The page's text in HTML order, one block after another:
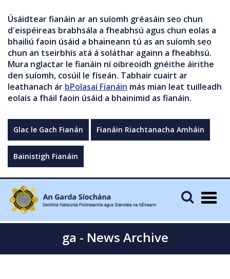
Úsáidtear fianáin ar an suíomh gréasáin seo chun
d'eispéireas brabhsála a fheabhsú agus chun eolas a
bhailiú faoin úsáid a bhaineann tú as an suíomh seo
chun an tseirbhís atá á soláthar againn a fheabhsú.
Mura nglactar le fianáin ní oibreoidh gnéithe áirithe
den suíomh, cosúil le físeán. Tabhair cuairt ar
leathanach ár bPolasaí Fianáin más mian leat tuilleadh
eolais a fháil faoin úsáid a bhainimid as fianáin.
Glac le Gach Fianán Fianáin Riachtanacha Amháin
Bainistigh Fianáin
ga - News Archive